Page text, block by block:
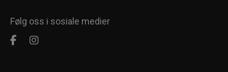
Følg oss i sosiale medier